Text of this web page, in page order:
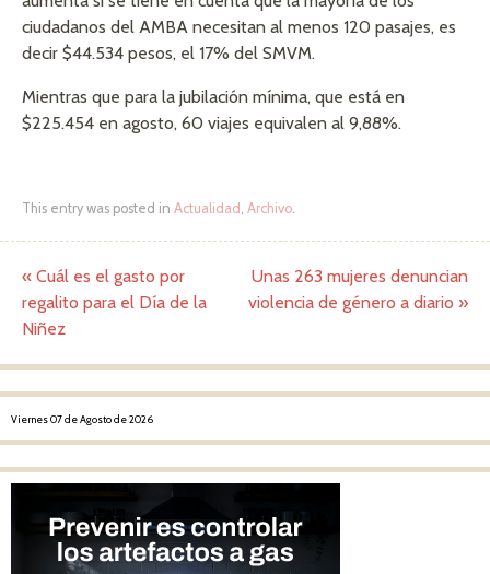
ciudadanos del AMBA necesitan al menos 120 pasajes, es
decir $44.534 pesos, el 17% del SMVM.
Mientras que para la jubilación mínima, que está en
$225.454 en agosto, 60 viajes equivalen al 9,88%.
This entry was posted in Actualidad , Archivo.
Post navigation
« Cuál es el gasto por
regalito para el Día de la
Niñez
Unas 263 mujeres denuncian
violencia de género a diario »
Viernes 07 de Agosto de 2026